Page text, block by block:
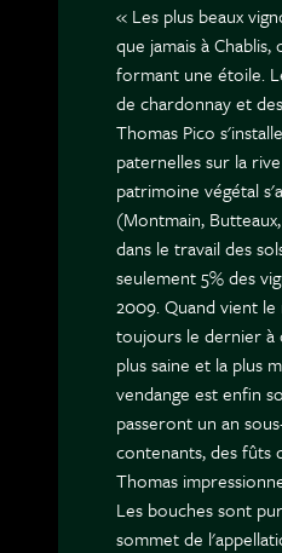
« Les plus beaux
que jamais à
formant une étoile.
de chardonnay et
Thomas Pico
paternelles sur la
patrimoine végétal
(Montmain,
dans le travail des
seulement 5% des
2009. Quand vient
toujours le dernier à
plus saine et la plus
vendange est enfin
passeront un an
contenants, des fûts
Thomas
Les bouches sont
sommet de